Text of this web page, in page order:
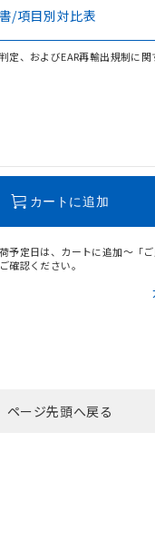
在する可能性がありま
/項目別対比表
定、およびEAR再輸出規制に
カートに追加
予定日は、カートに追加～「
確認ください。
ページ先頭へ戻る